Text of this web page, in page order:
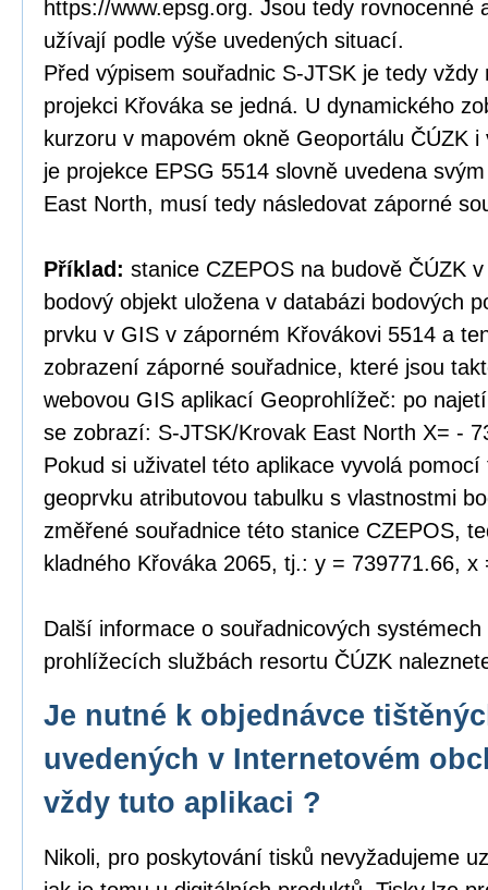
https://www.epsg.org. Jsou tedy rovnocenné
užívají podle výše uvedených situací.
Před výpisem souřadnic S-JTSK je tedy
projekci Křováka se jedná. U dynamického
kurzoru v mapovém okně Geoportálu ČÚZK
je projekce EPSG 5514 slovně uvedena
East North, musí tedy následovat záporné
Příklad: stanice CZEPOS na budově ČÚZK
bodový objekt uložena v databázi bodových
prvku v GIS v záporném Křovákovi 5514 a
zobrazení záporné souřadnice, které jsou
webovou GIS aplikací Geoprohlížeč: po
se zobrazí: S-JTSK/Krovak East North X= -
Pokud si uživatel této aplikace vyvolá
geoprvku atributovou tabulku s vlastnostmi
změřené souřadnice této stanice CZEPOS,
kladného Křováka 2065, tj.: y = 739771.66, x
Další informace o souřadnicových
prohlížecích službách resortu ČÚZK
Je nutné k objednávce
uvedených v Internetovém
vždy tuto aplikaci ?
Nikoli, pro poskytování tisků nevyžadujeme